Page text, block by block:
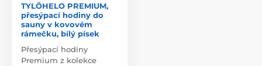
TYLÖHELO PREMIUM,
přesýpací hodiny do
sauny v kovovém
rámečku, bílý písek
Přesýpací hodiny
Premium z kolekce